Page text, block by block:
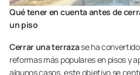
Qué tener en cuenta antes de
un piso
Cerrar una terrazase ha
reformas más populares en pisos y
algunos casos, este objetivo se